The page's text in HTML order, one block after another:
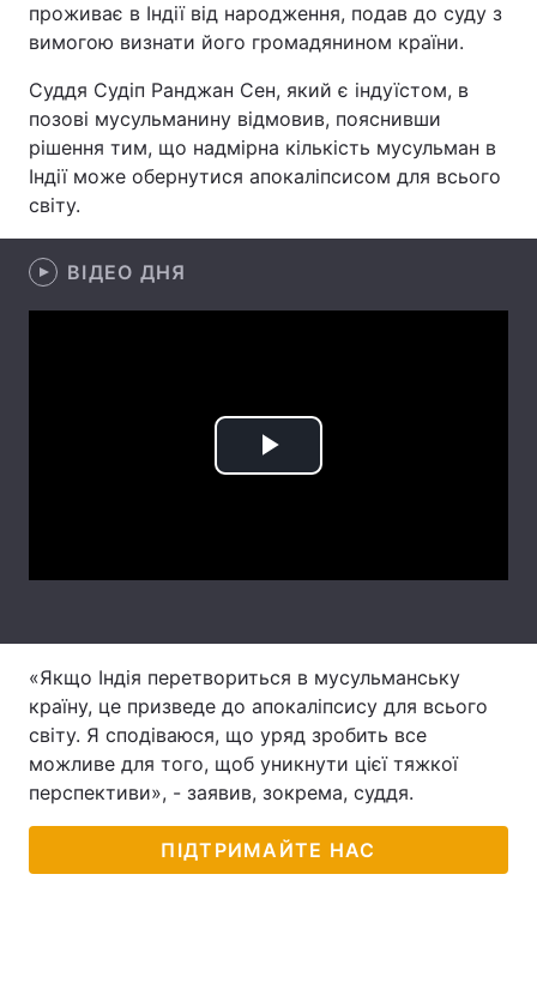
Україна Політика
Спорт Наука
Техно і зв'язок Лайт
Здоров'я
Контакти
Послуги
проживає в Індії від народження, подав до суду з
вимогою визнати його громадянином країни.
Суддя Судіп Ранджан Сен, який є індуїстом, в
позові мусульманину відмовив, пояснивши
рішення тим, що надмірна кількість мусульман в
Індії може обернутися апокаліпсисом для всього
світу.
ВІДЕО ДНЯ
Play
«Якщо Індія перетвориться в мусульманську
країну, це призведе до апокаліпсису для всього
світу. Я сподіваюся, що уряд зробить все
можливе для того, щоб уникнути цієї тяжкої
перспективи», - заявив, зокрема, суддя.
ПІДТРИМАЙТЕ НАС